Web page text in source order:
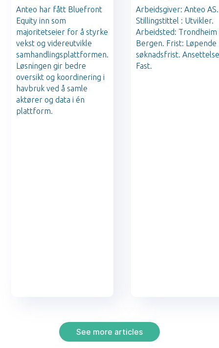
Anteo har fått Bluefront
Equity inn som
majoritetseier for å styrke
vekst og videreutvikle
samhandlingsplattformen.
Løsningen gir bedre
oversikt og koordinering i
havbruk ved å samle
aktører og data i én
plattform.
Arbeidsgiver: Anteo AS.
Stillingstittel : Utvikler.
Arbeidsted:
Bergen. Frist: Løpende
søknadsfrist.
Fast.
See more articles